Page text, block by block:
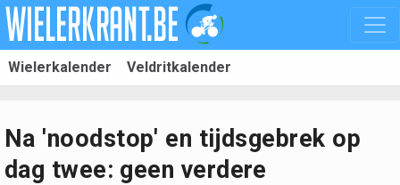
Wielerkalender Veldritkalender
Na 'noodstop' en tijdsgebrek op
dag twee: geen verdere